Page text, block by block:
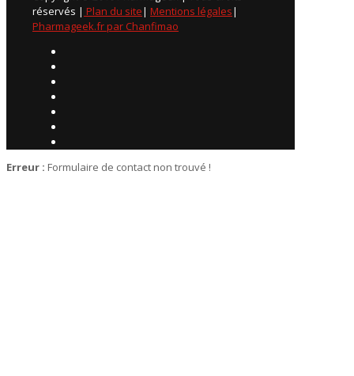
réservés | Plan du site| Mentions légales|
Pharmageek.fr par Chanfimao
Erreur : Formulaire de contact non trouvé !